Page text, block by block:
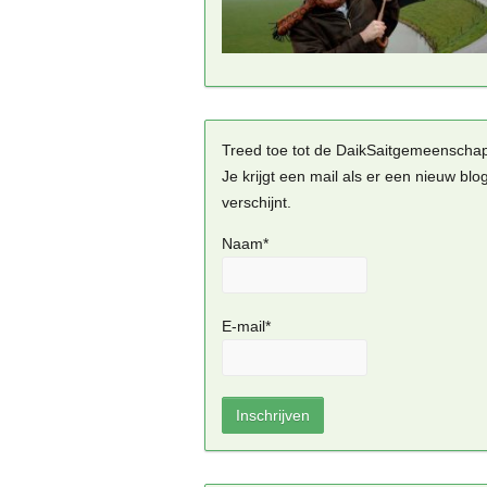
Treed toe tot de
Je krijgt een mail als er een nieuw
verschijnt.
Naam*
E-mail*